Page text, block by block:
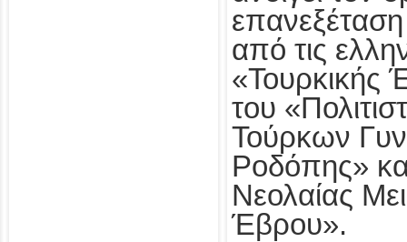
από τις
«Τουρκικής
του
Τούρκων
Ροδόπης»
Νεολαίας
Έβρου».